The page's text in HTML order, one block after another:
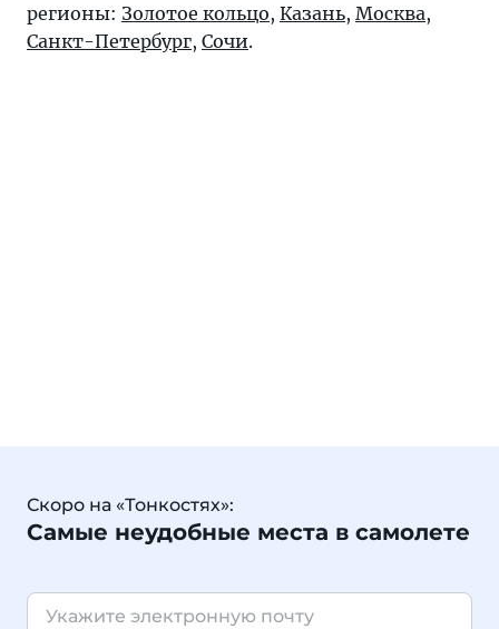
регионы: Золотое кольцо, Казань, Москва,
Санкт-Петербург, Сочи.
Скоро на «Тонкостях»:
Самые неудобные места в самолете